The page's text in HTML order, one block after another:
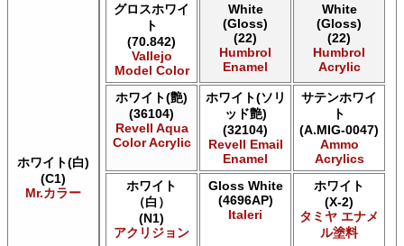
AK INTERACTIVE AK Acrylics
AK INTERACTIVE AK Extreme Metal
AK INTERACTIVE AK Real Color
AK INTERACTIVE 新 Real Color
ALCLAD II ALCLAD II
Acrylicos Vallejo Vallejo Diorama FX
Acrylicos Vallejo Vallejo Game Air
Acrylicos Vallejo Vallejo Game Color
Acrylicos Vallejo Vallejo Hobby Paint スプレー
Acrylicos Vallejo Vallejo Liquid Gold
Acrylicos Vallejo Vallejo Mecha Color
Acrylicos Vallejo Vallejo Metal Color
Acrylicos Vallejo Vallejo Model Air
ホワイト(白)
(C1)
Mr.カラー
グロスホワイ
ト
(70.842)
Vallejo
Model Color
White
(Gloss)
(22)
Humbrol
Enamel
White
(Gloss)
(22)
Humbrol
Acrylic
ホワイト(艶)
(36104)
Revell Aqua
Color Acrylic
ホワイト(ソリ
ッド艶)
(32104)
Revell Email
Enamel
サテンホワイ
ト
(A.MIG-0047)
Ammo
Acrylics
ホワイト
（白）
(N1)
アクリジョン
Gloss White
(4696AP)
Italeri
ホワイト
(X-2)
タミヤ エナメ
ル塗料